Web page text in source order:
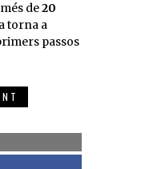
de20
torna a
passos